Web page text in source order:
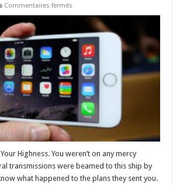
Commentaires fermés
review
Highness. You weren’t on any mercy
transmissions were beamed to this ship by
what happened to the plans they sent you.